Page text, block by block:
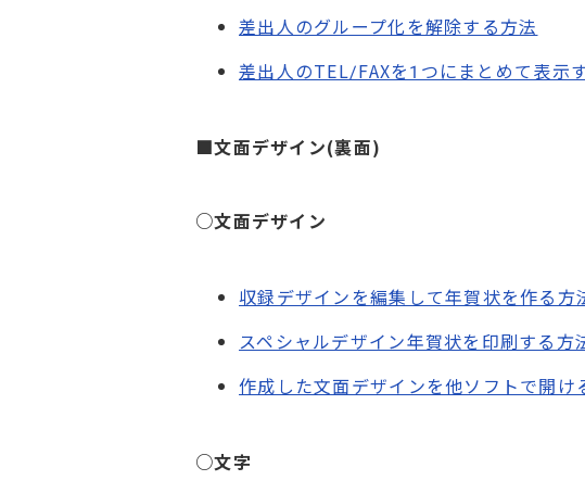
差出人のグループ化を解除する方法
差出人のTEL/FAXを1つにまとめて表示
■文面デザイン(裏面)
○文面デザイン
収録デザインを編集して年賀状を作る方
スペシャルデザイン年賀状を印刷する方
作成した文面デザインを他ソフトで開け
○文字